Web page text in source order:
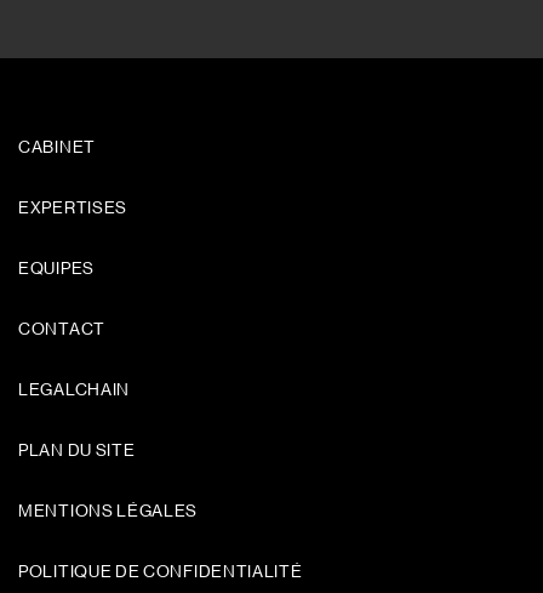
CABINET
EXPERTISES
EQUIPES
CONTACT
LEGALCHAIN
PLAN DU SITE
MENTIONS LÉGALES
POLITIQUE DE CONFIDENTIALITÉ